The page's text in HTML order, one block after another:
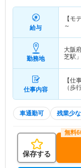
給与
【モ
～
勤務地
大阪
芝駅
仕事内容
【仕
（歩
車通勤可 残業少
保存する